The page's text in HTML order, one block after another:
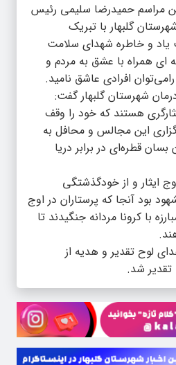
مراسم حمیدرضا سلیمی رئیس
گلبهار با تبریک
یاد و خاطره شهدای سلامت
همراه با عشق به مردم و
افرادی عاشق نامید.
شهرستان گلبهار گفت:
هستند که خود را وقف
این مجالس و محافل به
قطره‌ای در برابر دریا
ایثار و از خودگذشتگی
بود آنجا که پرستاران در اوج
با کرونا مردانه جنگیدند تا
لوح تقدیر و هدیه از
تقدیر شد.